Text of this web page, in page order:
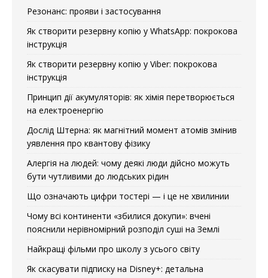
Резонанс: прояви і застосування
Як створити резервну копію у WhatsApp: покрокова
інструкція
Як створити резервну копію у Viber: покрокова
інструкція
Принцип дії акумуляторів: як хімія перетворюється
на електроенергію
Дослід Штерна: як магнітний момент атомів змінив
уявлення про квантову фізику
Алергія на людей: чому деякі люди дійсно можуть
бути чутливими до людських рідин
Що означають цифри тостері — і це не хвилинии
Чому всі континенти «збилися докупи»: вчені
пояснили нерівномірний розподіл суші на Землі
Найкращі фільми про школу з усього світу
Як скасувати підписку на Disney+: детальна